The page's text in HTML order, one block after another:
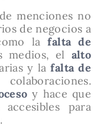
menciones no
de negocios a
la falta de
medios, el alto
y lafalta de
y hace que
para